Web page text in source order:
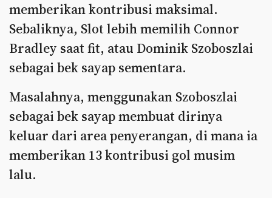
memberikan kontribusi maksimal.
Sebaliknya, Slot lebih memilih Connor
Bradley saat fit, atau Dominik Szoboszlai
sebagai bek sayap sementara.
Masalahnya, menggunakan Szoboszlai
sebagai bek sayap membuat dirinya
keluar dari area penyerangan, di mana ia
memberikan 13 kontribusi gol musim
lalu.